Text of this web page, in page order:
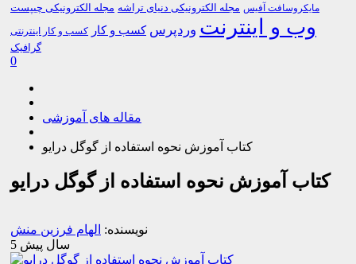
مایکروسافت آفیس مجله الکترونیکی دنیای تراشه مجله الکترونیکی چیپست
وب و اینترنت وردپرس کسب و کار کسب و کار اینترنتی
گرافیک
0
مقاله های آموزشی
کتاب آموزش نحوه استفاده از گوگل درایو
کتاب آموزش نحوه استفاده از گوگل درایو
نویسنده: الهام فرزین منش
5 سال پیش